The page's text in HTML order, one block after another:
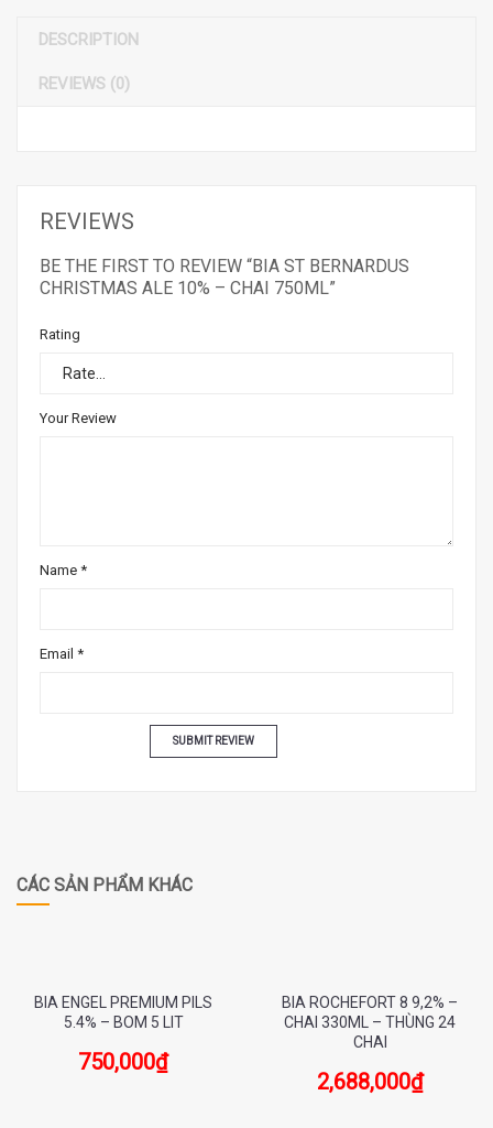
DESCRIPTION
REVIEWS (0)
REVIEWS
BE THE FIRST TO REVIEW “BIA ST BERNARDUS
CHRISTMAS ALE 10% – CHAI 750ML”
Rating
Your Review
Name *
Email *
CÁC SẢN PHẨM KHÁC
BIA ENGEL PREMIUM PILS
5.4% – BOM 5 LIT
750,000₫
BIA ROCHEFORT 8 9,2% –
CHAI 330ML – THÙNG 24
CHAI
2,688,000₫